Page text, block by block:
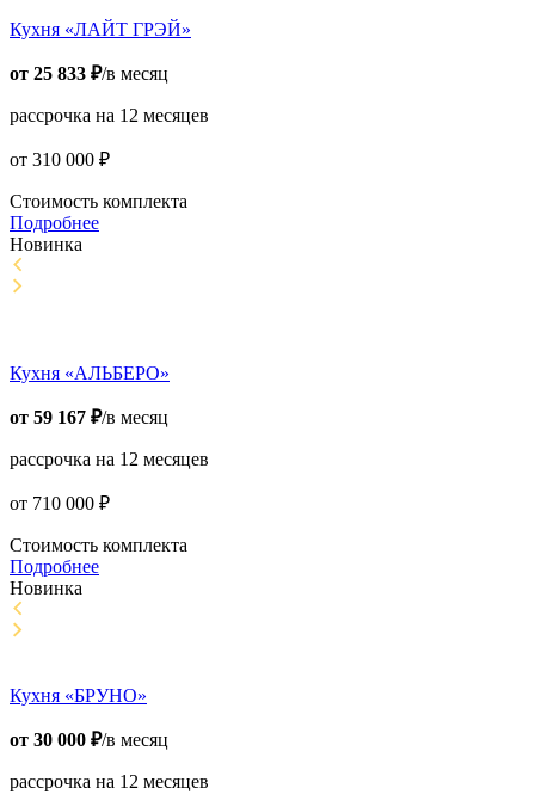
Кухня «ЛАЙТ ГРЭЙ»
от 25 833 ₽/в месяц
рассрочка на 12 месяцев
от 310 000 ₽
Стоимость комплекта
Подробнее
Новинка
Кухня «АЛЬБЕРО»
от 59 167 ₽/в месяц
рассрочка на 12 месяцев
от 710 000 ₽
Стоимость комплекта
Подробнее
Новинка
Кухня «БРУНО»
от 30 000 ₽/в месяц
рассрочка на 12 месяцев